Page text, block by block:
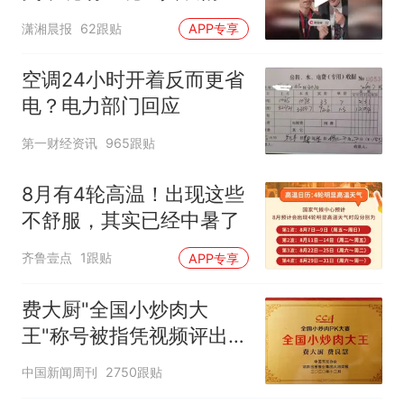
包，向中国粉丝问好
潇湘晨报 62跟贴 APP专享
空调24小时开着反而更省
电？电力部门回应
第一财经资讯 965跟贴
8月有4轮高温！出现这些
不舒服，其实已经中暑了
齐鲁壹点 1跟贴 APP专享
费大厨"全国小炒肉大
王"称号被指凭视频评出
官方回应
中国新闻周刊 2750跟贴